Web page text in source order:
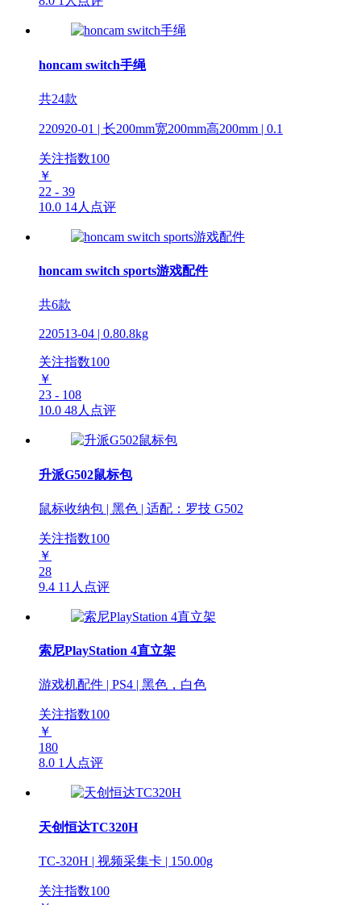
honcam switch手绳
共24款
220920-01 | 长200mm宽200mm高200mm | 0.1
关注指数100
￥
22 - 39
10.0 14人点评
honcam switch sports游戏配件
共6款
220513-04 | 0.80.8kg
关注指数100
￥
23 - 108
10.0 48人点评
升派G502鼠标包
鼠标收纳包 | 黑色 | 适配：罗技 G502
关注指数100
￥
28
9.4 11人点评
索尼PlayStation 4直立架
游戏机配件 | PS4 | 黑色，白色
关注指数100
￥
180
8.0 1人点评
天创恒达TC320H
TC-320H | 视频采集卡 | 150.00g
关注指数100